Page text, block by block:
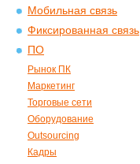
Мобильная связь
Фиксированная связь
ПО
Рынок ПК
Маркетинг
Торговые сети
Оборудование
Outsourcing
Кадры